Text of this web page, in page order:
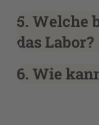
5. Welche
das Labor?
6. Wie